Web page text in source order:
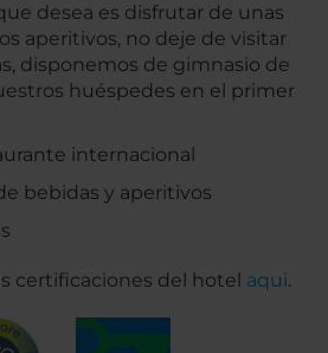
desea es disfrutar de unas
aperitivos, no deje de visitar
disponemos de gimnasio de
huéspedes en el primer
internacional
bebidas y aperitivos
certificaciones del hotel aqui.